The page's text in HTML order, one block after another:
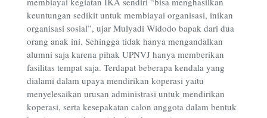
keuntungan sedikit untuk membiayai organisasi, inikan
organisasi sosial”, ujar Mulyadi Widodo bapak dari dua
orang anak ini. Sehingga tidak hanya mengandalkan
alumni saja karena pihak UPNVJ hanya memberikan
fasilitas tempat saja. Terdapat beberapa kendala yang
dialami dalam upaya mendirikan koperasi yaitu
menyelesaikan urusan administrasi untuk mendirikan
koperasi, serta kesepakatan calon anggota dalam bentuk